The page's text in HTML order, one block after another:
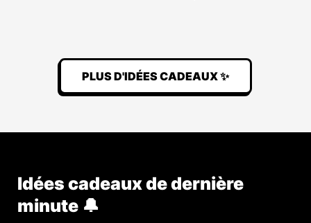
PLUS D'IDÉES CADEAUX ✨
Idées cadeaux de dernière
minute 🔔